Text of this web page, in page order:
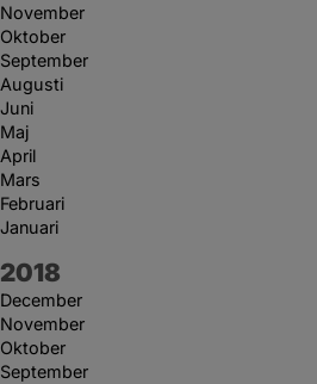
November
Oktober
September
Augusti
Juni
Maj
April
Mars
Februari
Januari
År:
2018
December
November
Oktober
September